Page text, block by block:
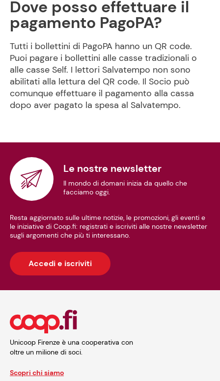
Dove posso effettuare il
pagamento PagoPA?
Tutti i bollettini di PagoPA hanno un QR code.
Puoi pagare i bollettini alle casse tradizionali o
alle casse Self. I lettori Salvatempo non sono
abilitati alla lettura del QR code. Il Socio può
comunque effettuare il pagamento alla cassa
dopo aver pagato la spesa al Salvatempo.
Le nostre newsletter
Il mondo di domani inizia da quello che
facciamo oggi.
Resta aggiornato sulle ultime notizie, le promozioni, gli eventi e
le iniziative di Coop.fi: registrati e iscriviti alle nostre newsletter
sugli argomenti che più ti interessano.
Accedi e iscriviti
Unicoop Firenze è una cooperativa con
oltre un milione di soci.
Scopri chi siamo